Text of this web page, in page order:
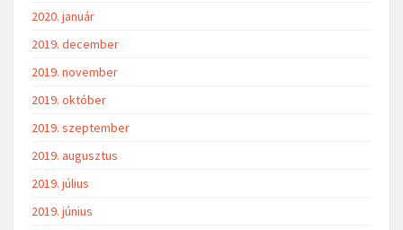
2020. január
2019. december
2019. november
2019. október
2019. szeptember
2019. augusztus
2019. július
2019. június